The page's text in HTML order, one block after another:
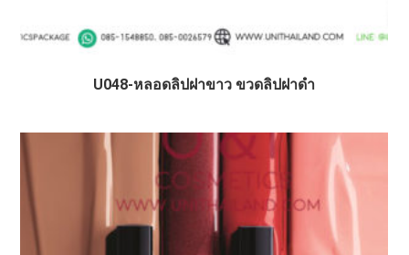
U048-หลอดลิปฝาขาว ขวดลิปฝาดำ